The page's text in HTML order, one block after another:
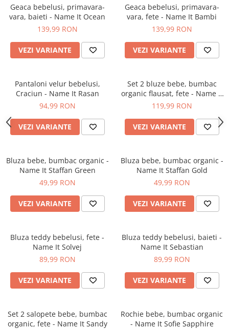
Geaca bebelusi, primavara-
vara, baieti - Name It Ocean
139,99 RON
VEZI VARIANTE
Geaca bebelusi, primavara-
vara, fete - Name It Bambi
139,99 RON
VEZI VARIANTE
Pantaloni velur bebelusi,
Craciun - Name It Rasan
94,99 RON
VEZI VARIANTE
Set 2 bluze bebe, bumbac
organic flausat, fete - Name It
Sidse
119,99 RON
VEZI VARIANTE
Bluza bebe, bumbac organic -
Name It Staffan Green
49,99 RON
VEZI VARIANTE
Bluza bebe, bumbac organic -
Name It Staffan Gold
49,99 RON
VEZI VARIANTE
Bluza teddy bebelusi, fete -
Name It Solvej
89,99 RON
VEZI VARIANTE
Bluza teddy bebelusi, baieti -
Name It Sebastian
89,99 RON
VEZI VARIANTE
Set 2 salopete bebe, bumbac
organic, fete - Name It Sandy
Rochie bebe, bumbac organic
- Name It Sofie Sapphire